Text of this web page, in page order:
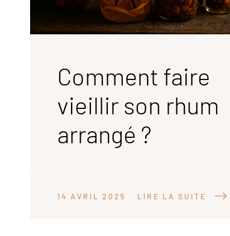
Comment faire
vieillir son rhum
arrangé ?
14 AVRIL 2025 LIRE LA SUITE